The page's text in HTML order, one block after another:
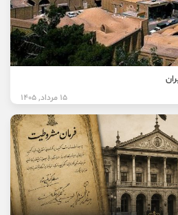
15 مرداد, 1405